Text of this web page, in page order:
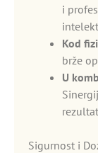
i
Kod
brže
U
Sigurnost i